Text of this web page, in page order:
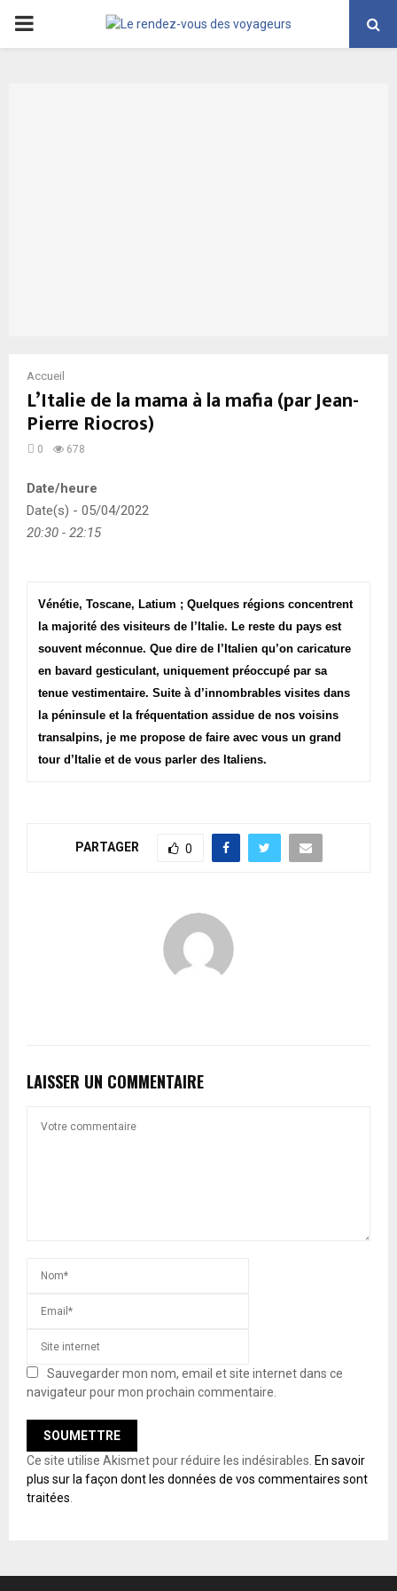
PRIMARY
Accueil
L’Italie de la mama à la mafia (par Jean-
Pierre Riocros)
0 678
Date/heure
Date(s) - 05/04/2022
20:30 - 22:15
Vénétie, Toscane, Latium ; Quelques régions concentrent
la majorité des visiteurs de l’Italie. Le reste du pays est
souvent méconnue. Que dire de l’Italien qu’on caricature
en bavard gesticulant, uniquement préoccupé par sa
tenue vestimentaire. Suite à d’innombrables visites dans
la péninsule et la fréquentation assidue de nos voisins
transalpins, je me propose de faire avec vous un grand
tour d’Italie et de vous parler des Italiens.
PARTAGER 0
LAISSER UN COMMENTAIRE
Sauvegarder mon nom, email et site internet dans ce
navigateur pour mon prochain commentaire.
Ce site utilise Akismet pour réduire les indésirables. En savoir
plus sur la façon dont les données de vos commentaires sont
traitées